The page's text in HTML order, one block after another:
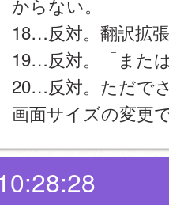
18…反対。翻訳拡
19…反対。「また
20…反対。ただで
画面サイズの変更